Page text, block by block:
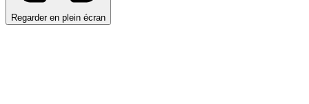
Regarder en plein écran